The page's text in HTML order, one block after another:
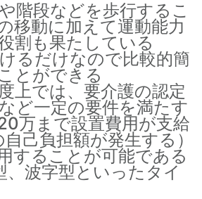
階段などを歩行するこ
移動に加えて運動能力
割も果たしている
るだけなので比較的簡
とができる
上では、要介護の認定
ど一定の要件を満たす
万まで設置費用が支給
己負担額が発生する）
することが可能である
波字型といったタイ